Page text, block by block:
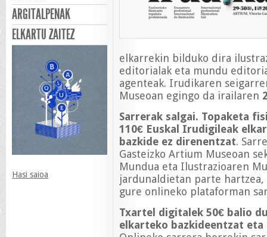
ARGITALPENAK
ELKARTU ZAITEZ
Hasi saioa
elkarrekin bilduko dira
editorialak eta mundu
agenteak. Irudikaren
Museoan egingo da irailaren
Sarrerak salgai. Topaketa
110€ Euskal Irudigileak
bazkide ez direnentzat.
Gasteizko Artium Museoan
Mundua eta Ilustrazioaren
jardunaldietan parte
gure onlineko plataforman
Txartel digitalek 50€ balio
elkarteko bazkideentzat eta